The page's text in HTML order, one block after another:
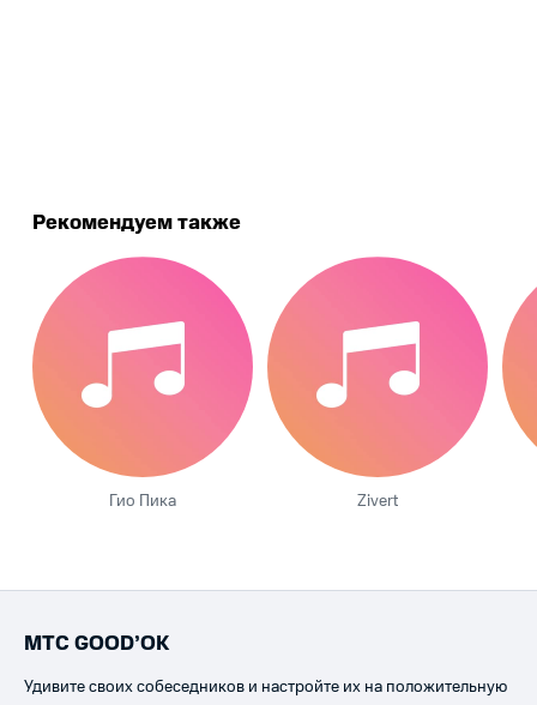
Рекомендуем также
Гио Пика Zivert
МТС GOOD’OK
Удивите своих собеседников и настройте их на положительную